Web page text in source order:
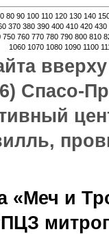
80 90 100 110 120 130 140
370 380 390 400 410 420 430
750 760 770 780 790 800 810
1060 1070 1080 1090 1100
Спасо-
«Меч и